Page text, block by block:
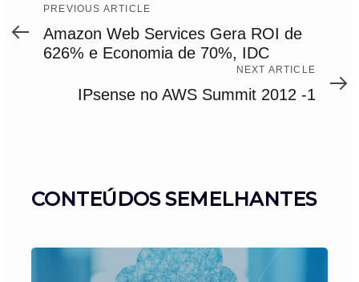
Previous
Article
PREVIOUS ARTICLE
Amazon Web Services Gera ROI de
626% e Economia de 70%, IDC
Article
NEXT ARTICLE
IPsense no AWS Summit 2012 -1
CONTEÚDOS SEMELHANTES